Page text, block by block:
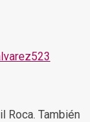
Roca. También